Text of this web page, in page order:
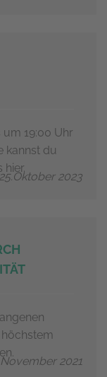
19:00 Uhr
kannst du
hier.
2023
2021